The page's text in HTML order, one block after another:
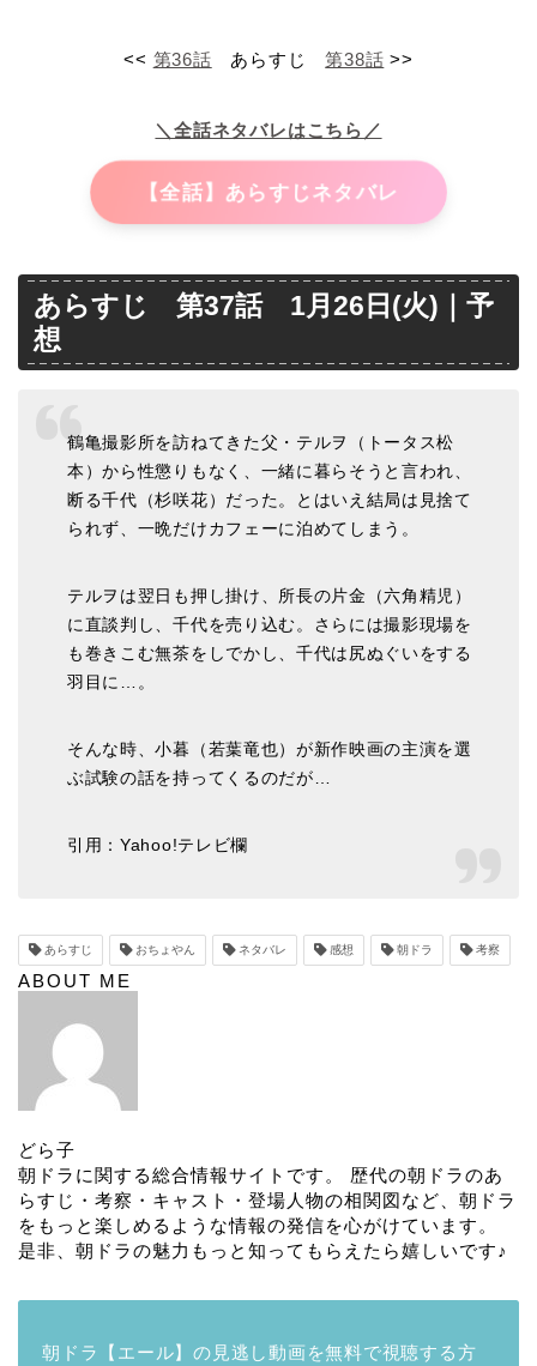
<< 第36話 あらすじ第38話 >>
＼全話ネタバレはこちら／
【全話】あらすじネタバレ
あらすじ 第37話 1月26日(火)｜予
想
鶴亀撮影所を訪ねてきた父・テルヲ（トータス松
本）から性懲りもなく、一緒に暮らそうと言われ、
断る千代（杉咲花）だった。とはいえ結局は見捨て
られず、一晩だけカフェーに泊めてしまう。
テルヲは翌日も押し掛け、所長の片金（六角精児）
に直談判し、千代を売り込む。さらには撮影現場を
も巻きこむ無茶をしでかし、千代は尻ぬぐいをする
羽目に…。
そんな時、小暮（若葉竜也）が新作映画の主演を選
ぶ試験の話を持ってくるのだが…
引用：Yahoo!テレビ欄
あらすじ おちょやん ネタバレ 感想 朝ドラ 考察
ABOUT ME
どら子
朝ドラに関する総合情報サイトです。 歴代の朝ドラのあ
らすじ・考察・キャスト・登場人物の相関図など、朝ドラ
をもっと楽しめるような情報の発信を心がけています。
是非、朝ドラの魅力もっと知ってもらえたら嬉しいです♪
朝ドラ【エール】の見逃し動画を無料で視聴する方